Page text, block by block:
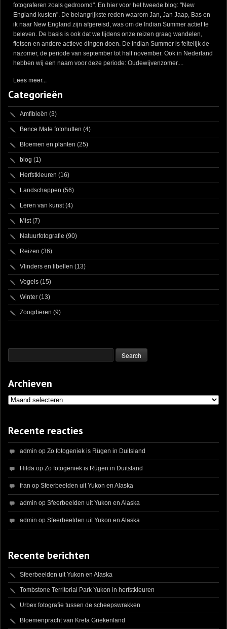
fotograferen zoals gedroomd". En hier voor het tweede blog: "New
England kusten". De belangrijkste reden waarom Jan, Jan Jaap, Bas en
ik naar New England zijn afgereisd, was om de Indian Summer actief te
beleven. De basis is ook dat we tijdens onze reizen graag wandelen,
fietsen en andere actieve dingen doen. De Indian Summer is feitelijk de
nazomer, de periode van september tot half november. Ook in Nederland
hebben wij een naam voor deze periode: Oudewijvenzomer....
Lees meer...
Categorieën
Amfibieën (3)
Bence Mate fotohutten (4)
Bloemen en planten (25)
blog (1)
Herfstkleuren (16)
Landschappen (56)
Leren van kunst(4)
Mist(7)
Natuurfotografie (90)
Reizen (36)
Vlinders en libellen (13)
Vogels (15)
Winter (13)
Zoogdieren (9)
Archieven
Archieven
Recente reacties
admin op Zo fotogeniek is Rügen in Duitsland
Hilda op Zo fotogeniek is Rügen in Duitsland
fran op Sfeerbeelden uit Yukon en Alaska
admin op Sfeerbeelden uit Yukon en Alaska
admin op Sfeerbeelden uit Yukon en Alaska
Recente berichten
Sfeerbeelden uit Yukon en Alaska
Tombstone Territorial Park Yukon in herfstkleuren
Urbex fotografie tussen de scheepswrakken
Bloemenpracht van Kreta Griekenland